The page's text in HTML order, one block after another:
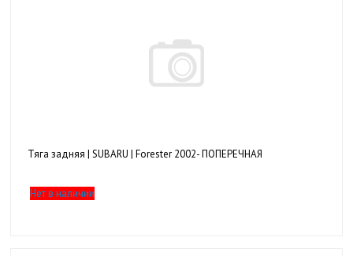
Тяга задняя | SUBARU | Forester 2002- ПОПЕРЕЧНАЯ
Нет в наличии